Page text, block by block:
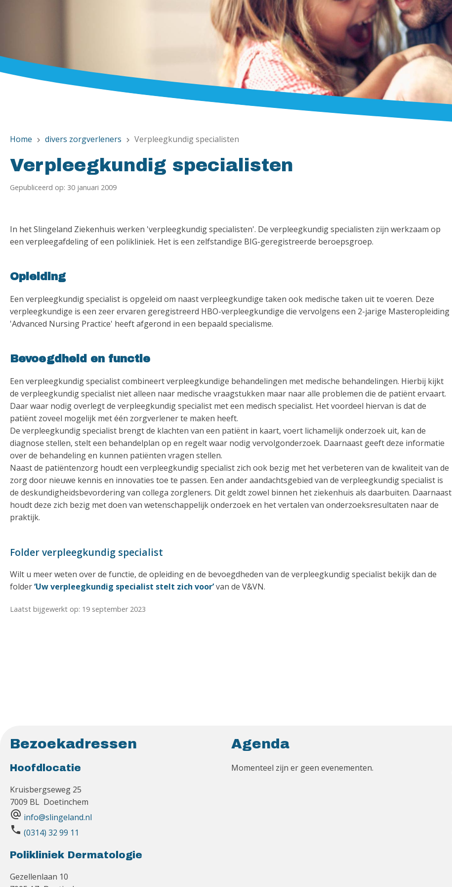
Home chevron_right divers zorgverleners chevron_right Verpleegkundig specialisten
Verpleegkundig specialisten
Gepubliceerd op: 30 januari 2009
In het Slingeland Ziekenhuis werken 'verpleegkundig specialisten'. De verpleegkundig specialisten zijn werkzaam op
een verpleegafdeling of een polikliniek. Het is een zelfstandige BIG-geregistreerde beroepsgroep.
Opleiding
Een verpleegkundig specialist is opgeleid om naast verpleegkundige taken ook medische taken uit te voeren. Deze
verpleegkundige is een zeer ervaren geregistreerd HBO-verpleegkundige die vervolgens een 2-jarige Masteropleiding
'Advanced Nursing Practice' heeft afgerond in een bepaald specialisme.
Bevoegdheid en functie
Een verpleegkundig specialist combineert verpleegkundige behandelingen met medische behandelingen. Hierbij kijkt
de verpleegkundig specialist niet alleen naar medische vraagstukken maar naar alle problemen die de patiënt ervaart.
Daar waar nodig overlegt de verpleegkundig specialist met een medisch specialist. Het voordeel hiervan is dat de
patiënt zoveel mogelijk met één zorgverlener te maken heeft.
De verpleegkundig specialist brengt de klachten van een patiënt in kaart, voert lichamelijk onderzoek uit, kan de
diagnose stellen, stelt een behandelplan op en regelt waar nodig vervolgonderzoek. Daarnaast geeft deze informatie
over de behandeling en kunnen patiënten vragen stellen.
Naast de patiëntenzorg houdt een verpleegkundig specialist zich ook bezig met het verbeteren van de kwaliteit van de
zorg door nieuwe kennis en innovaties toe te passen. Een ander aandachtsgebied van de verpleegkundig specialist is
de deskundigheidsbevordering van collega zorgleners. Dit geldt zowel binnen het ziekenhuis als daarbuiten. Daarnaast
houdt deze zich bezig met doen van wetenschappelijk onderzoek en het vertalen van onderzoeksresultaten naar de
praktijk.
Folder verpleegkundig specialist
Wilt u meer weten over de functie, de opleiding en de bevoegdheden van de verpleegkundig specialist bekijk dan de
folder‘Uw verpleegkundig specialist stelt zich voor’van de V&VN.
Laatst bijgewerkt op: 19 september 2023
Bezoekadressen
Hoofdlocatie
Kruisbergseweg 25
7009 BL Doetinchem
alternate_email info@slingeland.nl
phone (0314) 32 99 11
Polikliniek Dermatologie
Gezellenlaan 10
Agenda
Momenteel zijn er geen evenementen.